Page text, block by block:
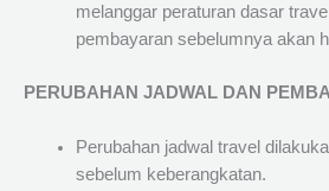
melanggar peraturan dasar
pembayaran sebelumnya akan
PERUBAHAN JADWAL DAN
Perubahan jadwal travel
sebelum keberangkatan.